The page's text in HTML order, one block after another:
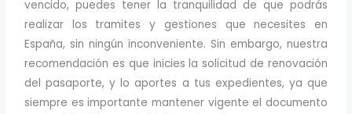
vencido, puedes tener la tranquilidad de que podrás
realizar los tramites y gestiones que necesites en
España, sin ningún inconveniente. Sin embargo, nuestra
recomendación es que inicies la solicitud de renovación
del pasaporte, y lo aportes a tus expedientes, ya que
siempre es importante mantener vigente el documento